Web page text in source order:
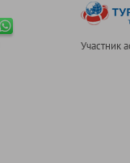
Участник